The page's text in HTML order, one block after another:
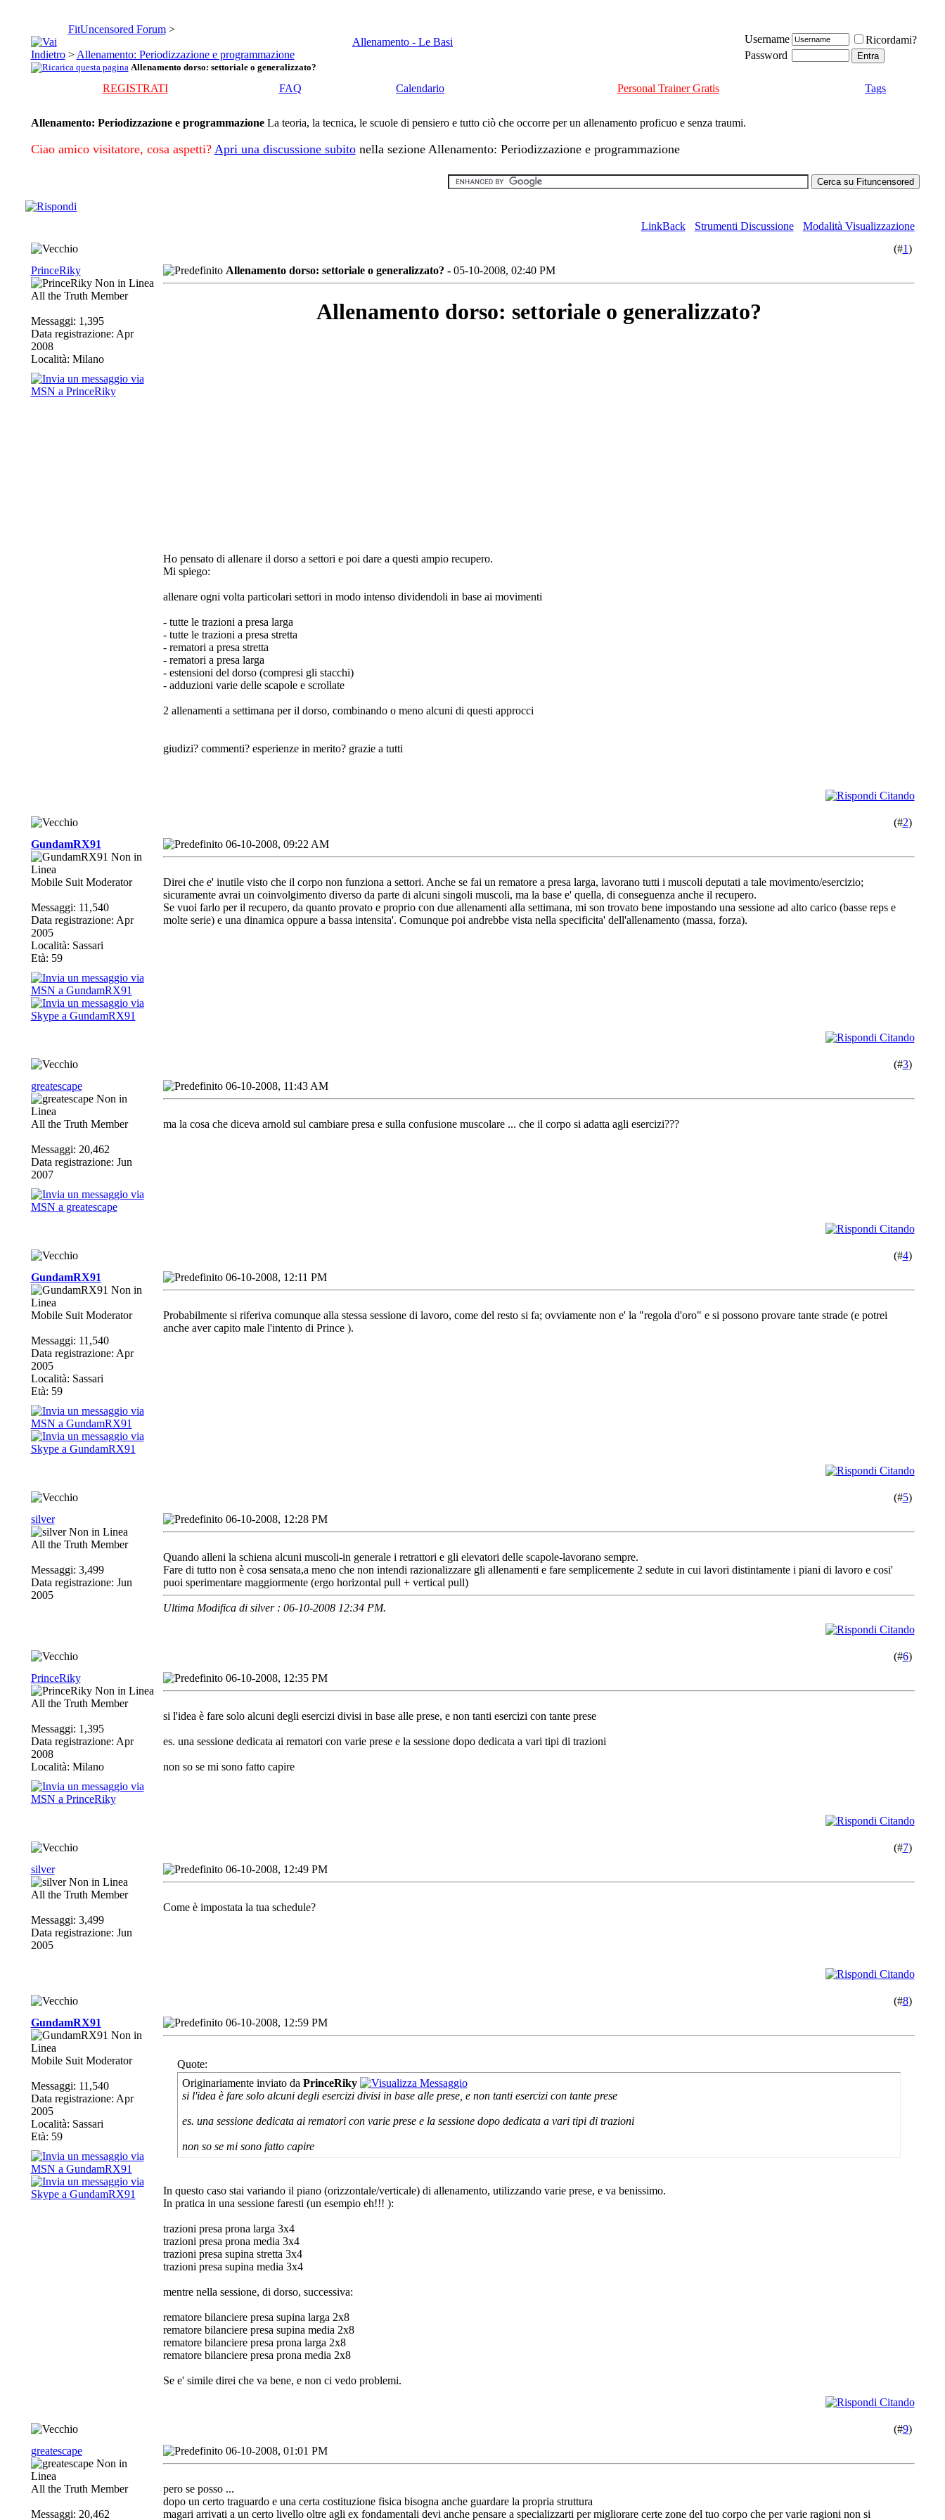
FitUncensored Forum >
Allenamento - Le Basi
> Allenamento: Periodizzazione e programmazione
Allenamento dorso: settoriale o generalizzato?
Username
Ricordami?
Password
REGISTRATI FAQ Calendario Personal Trainer Gratis Tags
Allenamento: Periodizzazione e programmazione La teoria, la tecnica, le scuole di pensiero e tutto ciò che occorre per un allenamento proficuo e senza traumi.
Ciao amico visitatore, cosa aspetti? Apri una discussione subitonella sezione Allenamento: Periodizzazione e programmazione
LinkBack Strumenti Discussione
Modalità Visualizzazione
(#1)
PrinceRiky
All the Truth Member
Messaggi: 1,395
Data registrazione: Apr
2008
Località: Milano
Allenamento dorso: settoriale o generalizzato? - 05-10-2008, 02:40 PM
Allenamento dorso: settoriale o generalizzato?
Ho pensato di allenare il dorso a settori e poi dare a questi ampio recupero.
Mi spiego:
allenare ogni volta particolari settori in modo intenso dividendoli in base ai movimenti
- tutte le trazioni a presa larga
- tutte le trazioni a presa stretta
- rematori a presa stretta
- rematori a presa larga
- estensioni del dorso (compresi gli stacchi)
- adduzioni varie delle scapole e scrollate
2 allenamenti a settimana per il dorso, combinando o meno alcuni di questi approcci
giudizi? commenti? esperienze in merito? grazie a tutti
(#2)
GundamRX91
Mobile Suit Moderator
Messaggi: 11,540
Data registrazione: Apr
2005
Località: Sassari
Età: 59
06-10-2008, 09:22 AM
Direi che e' inutile visto che il corpo non funziona a settori. Anche se fai un rematore a presa larga, lavorano tutti i muscoli deputati a tale movimento/esercizio;
sicuramente avrai un coinvolgimento diverso da parte di alcuni singoli muscoli, ma la base e' quella, di conseguenza anche il recupero.
Se vuoi farlo per il recupero, da quanto provato e proprio con due allenamenti alla settimana, mi son trovato bene impostando una sessione ad alto carico (basse reps e
molte serie) e una dinamica oppure a bassa intensita'. Comunque poi andrebbe vista nella specificita' dell'allenamento (massa, forza).
(#3)
greatescape
All the Truth Member
Messaggi: 20,462
Data registrazione: Jun
2007
06-10-2008, 11:43 AM
ma la cosa che diceva arnold sul cambiare presa e sulla confusione muscolare ... che il corpo si adatta agli esercizi???
(#4)
GundamRX91
Mobile Suit Moderator
Messaggi: 11,540
Data registrazione: Apr
2005
Località: Sassari
Età: 59
06-10-2008, 12:11 PM
Probabilmente si riferiva comunque alla stessa sessione di lavoro, come del resto si fa; ovviamente non e' la "regola d'oro" e si possono provare tante strade (e potrei
anche aver capito male l'intento di Prince ).
(#5)
silver
All the Truth Member
Messaggi: 3,499
Data registrazione: Jun
2005
06-10-2008, 12:28 PM
Quando alleni la schiena alcuni muscoli-in generale i retrattori e gli elevatori delle scapole-lavorano sempre.
Fare di tutto non è cosa sensata,a meno che non intendi razionalizzare gli allenamenti e fare semplicemente 2 sedute in cui lavori distintamente i piani di lavoro e cosi'
puoi sperimentare maggiormente (ergo horizontal pull + vertical pull)
Ultima Modifica di silver : 06-10-2008 12:34 PM.
(#6)
PrinceRiky
All the Truth Member
Messaggi: 1,395
Data registrazione: Apr
2008
Località: Milano
06-10-2008, 12:35 PM
si l'idea è fare solo alcuni degli esercizi divisi in base alle prese, e non tanti esercizi con tante prese
es. una sessione dedicata ai rematori con varie prese e la sessione dopo dedicata a vari tipi di trazioni
non so se mi sono fatto capire
(#7)
silver
All the Truth Member
Messaggi: 3,499
Data registrazione: Jun
2005
06-10-2008, 12:49 PM
Come è impostata la tua schedule?
(#8)
GundamRX91
Mobile Suit Moderator
Messaggi: 11,540
Data registrazione: Apr
2005
Località: Sassari
Età: 59
06-10-2008, 12:59 PM
Quote:
Originariamente inviato da PrinceRiky
si l'idea è fare solo alcuni degli esercizi divisi in base alle prese, e non tanti esercizi con tante prese
es. una sessione dedicata ai rematori con varie prese e la sessione dopo dedicata a vari tipi di trazioni
non so se mi sono fatto capire
In questo caso stai variando il piano (orizzontale/verticale) di allenamento, utilizzando varie prese, e va benissimo.
In pratica in una sessione faresti (un esempio eh!!! ):
trazioni presa prona larga 3x4
trazioni presa prona media 3x4
trazioni presa supina stretta 3x4
trazioni presa supina media 3x4
mentre nella sessione, di dorso, successiva:
rematore bilanciere presa supina larga 2x8
rematore bilanciere presa supina media 2x8
rematore bilanciere presa prona larga 2x8
rematore bilanciere presa prona media 2x8
Se e' simile direi che va bene, e non ci vedo problemi.
(#9)
greatescape
All the Truth Member
Messaggi: 20,462
06-10-2008, 01:01 PM
pero se posso ...
dopo un certo traguardo e una certa costituzione fisica bisogna anche guardare la propria struttura
magari arrivati a un certo livello oltre agli ex fondamentali devi anche pensare a specializzarti per migliorare certe zone del tuo corpo che per varie ragioni non si